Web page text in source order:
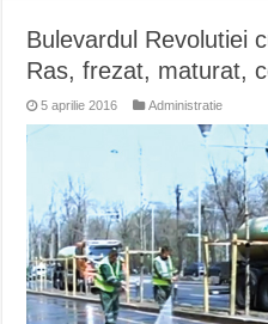
Bulevardul Revolutiei
Ras, frezat, maturat,
5 aprilie 2016 Administratie